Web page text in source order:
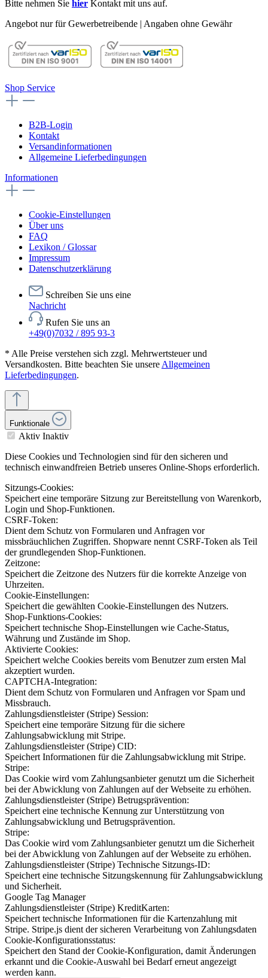
Bitte nehmen Sie hier Kontakt mit uns auf.
Angebot nur für Gewerbetreibende | Angaben ohne Gewähr
Shop Service
B2B-Login
Kontakt
Versandinformationen
Allgemeine Lieferbedingungen
Informationen
Cookie-Einstellungen
Über uns
FAQ
Lexikon / Glossar
Impressum
Datenschutzerklärung
Schreiben Sie uns eine
Nachricht
Rufen Sie uns an
+49(0)7032 / 895 93-3
* Alle Preise verstehen sich zzgl. Mehrwertsteuer und
Versandkosten. Bitte beachten Sie unsere Allgemeinen
Lieferbedingungen.
Funktionale
Aktiv Inaktiv
Diese Cookies und Technologien sind für den sicheren und
technisch einwandfreien Betrieb unseres Online-Shops erforderlich.
Sitzungs-Cookies:
Speichert eine temporäre Sitzung zur Bereitstellung von Warenkorb,
Login und Shop-Funktionen.
CSRF-Token:
Dient dem Schutz von Formularen und Anfragen vor
missbräuchlichen Zugriffen. Shopware nennt CSRF-Token als Teil
der grundlegenden Shop-Funktionen.
Zeitzone:
Speichert die Zeitzone des Nutzers für die korrekte Anzeige von
Uhrzeiten.
Cookie-Einstellungen:
Speichert die gewählten Cookie-Einstellungen des Nutzers.
Shop-Funktions-Cookies:
Speichert technische Shop-Einstellungen wie Cache-Status,
Währung und Zustände im Shop.
Aktivierte Cookies:
Speichert welche Cookies bereits vom Benutzer zum ersten Mal
akzeptiert wurden.
CAPTCHA-Integration:
Dient dem Schutz von Formularen und Anfragen vor Spam und
Missbrauch.
Zahlungsdienstleister (Stripe) Session:
Speichert eine temporäre Sitzung für die sichere
Zahlungsabwicklung mit Stripe.
Zahlungsdienstleister (Stripe) CID:
Speichert Informationen für die Zahlungsabwicklung mit Stripe.
Stripe:
Das Cookie wird vom Zahlungsanbieter genutzt um die Sicherheit
bei der Abwicklung von Zahlungen auf der Webseite zu erhöhen.
Zahlungsdienstleister (Stripe) Betrugsprävention:
Speichert eine technische Kennung zur Unterstützung von
Zahlungsabwicklung und Betrugsprävention.
Stripe:
Das Cookie wird vom Zahlungsanbieter genutzt um die Sicherheit
bei der Abwicklung von Zahlungen auf der Webseite zu erhöhen.
Zahlungsdienstleister (Stripe) Technische Sitzungs-ID:
Speichert eine technische Sitzungskennung für Zahlungsabwicklung
und Sicherheit.
Google Tag Manager
Zahlungsdienstleister (Stripe) KreditKarten:
Speichert technische Informationen für die Kartenzahlung mit
Stripe. Stripe.js dient der sicheren Verarbeitung von Zahlungsdaten
Cookie-Konfigurationsstatus:
Speichert den Stand der Cookie-Konfiguration, damit Änderungen
erkannt und die Cookie-Auswahl bei Bedarf erneut angezeigt
werden kann.